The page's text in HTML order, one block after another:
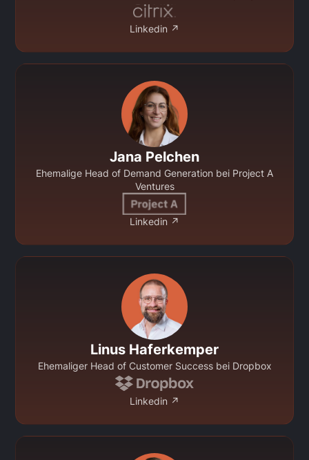
Linkedin ↗
Jana Pelchen
Ehemalige Head of Demand Generation bei Project A
Ventures
Linkedin ↗
Linus Haferkemper
Ehemaliger Head of Customer Success bei Dropbox
Linkedin ↗